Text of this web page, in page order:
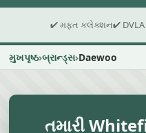
✔ મફત કલેક્શન✔
મુખપૃષ્ઠ બ્રાન્ડ્સ Daewoo
તમારી